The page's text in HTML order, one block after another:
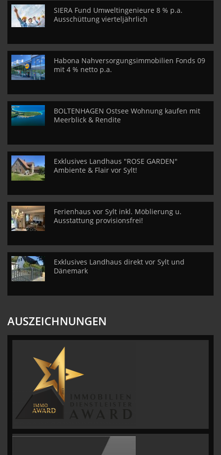
SIERA Fund Umweltingenieure 8 % p.a.
Ausschüttung vierteljährlich
Habona Nahversorgungsimmobilien Fonds 09
mit 4 % netto p.a.
BOLTENHAGEN Ostsee Wohnung kaufen mit
Meerblick & Rendite
Exklusives Landhaus "ROSE GARDEN"
Ambiente & Flair vor Sylt!
Ferienhaus vor Sylt inkl. Möblierung u.
Ausstattung provisionsfrei!
Exklusives Landhaus direkt vor Sylt und
Dänemark
AUSZEICHNUNGEN